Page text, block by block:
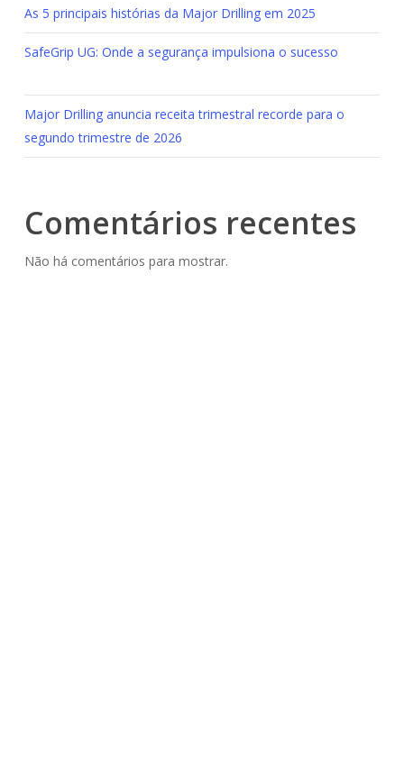
As 5 principais histórias da Major Drilling em 2025
SafeGrip UG: Onde a segurança impulsiona o sucesso
Major Drilling anuncia receita trimestral recorde para o
segundo trimestre de 2026
Comentários recentes
Não há comentários para mostrar.